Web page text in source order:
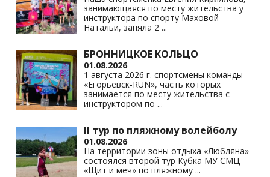
ki
занимающаяся по месту жительства у
инструктора по спорту Маховой
Натальи, заняла 2 ...
БРОННИЦКОЕ КОЛЬЦО
01.08.2026
1 августа 2026 г. спортсмены команды
«Егорьевск-RUN», часть которых
занимается по месту жительства с
инструктором по ...
II тур по пляжному волейболу
01.08.2026
На территории зоны отдыха «Любляна»
состоялся второй тур Кубка МУ СМЦ
«Щит и меч» по пляжному ...